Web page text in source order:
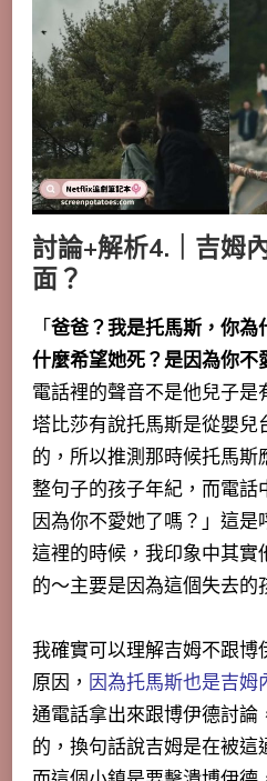
討論+解析4.｜吉姆
面？
「爸爸？我是托馬斯，你為
什麼希望她死？是因為你不
電話裡的聲音不是他兒子
塔比莎有說托馬斯是從嬰兒
的，所以推測那時候托馬
整句子的孩子年紀，而電話
因為你不愛她了嗎？ 」這是
這裡的時候，我印象中其實
的～主要是因為這個失去的
我確實可以理解吉姆不跟博
原因， 因為托馬斯也是吉姆
通電話拿出來跟博伊德討論
的，換句話說吉姆是在被這